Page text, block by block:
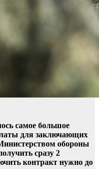
самое большое
для заключающих
обороны
сразу 2
контракт нужно до